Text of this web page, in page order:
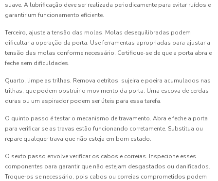
suave. A lubrificação deve ser realizada periodicamente para evitar ruídos e
garantir um funcionamento eficiente.
Terceiro, ajuste a tensão das molas. Molas desequilibradas podem
dificultar a operação da porta. Use ferramentas apropriadas para ajustar a
tensão das molas conforme necessário. Certifique-se de que a porta abra e
feche sem dificuldades.
Quarto, limpe as trilhas. Remova detritos, sujeira e poeira acumulados nas
trilhas, que podem obstruir o movimento da porta. Uma escova de cerdas
duras ou um aspirador podem ser úteis para essa tarefa.
O quinto passo é testar o mecanismo de travamento. Abra e feche a porta
para verificar se as travas estão funcionando corretamente. Substitua ou
repare qualquer trava que não esteja em bom estado.
O sexto passo envolve verificar os cabos e correias. Inspecione esses
componentes para garantir que não estejam desgastados ou danificados.
Troque-os se necessário, pois cabos ou correias comprometidos podem